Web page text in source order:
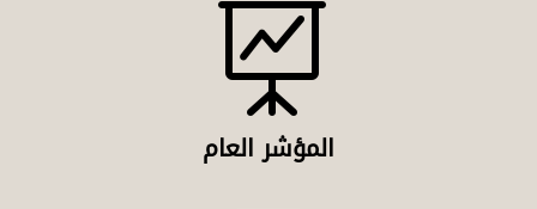

المؤشر العام